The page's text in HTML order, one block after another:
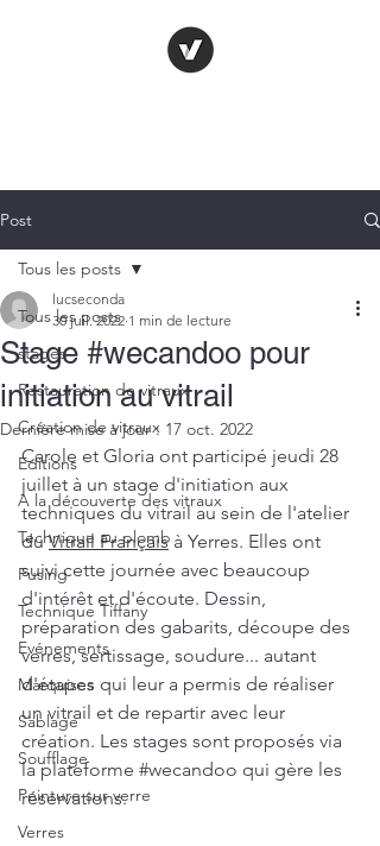
Post
Tous les posts
stages
Restauration de vitraux
Création de vitraux
Editions
A la découverte des vitraux
Technique au plomb
Fusing
Technique Tiffany
Evénements
Marquises
Sablage
Soufflage
Peinture sur verre
Verres
Tous les posts
Stage #wecandoo pour
initiation au vitrail
lucseconda
30 juil. 2022 1 min de lecture
Dernière mise à jour : 17 oct. 2022
Carole et Gloria ont participé jeudi 28
juillet à un stage d'initiation aux
techniques du vitrail au sein de l'atelier
du Vitrail Français à Yerres. Elles ont
suivi cette journée avec beaucoup
d'intérêt et d'écoute. Dessin,
préparation des gabarits, découpe des
verres, sertissage, soudure... autant
d'étapes qui leur a permis de réaliser
un vitrail et de repartir avec leur
création. Les stages sont proposés via
la plateforme #wecandoo qui gère les
réservations.